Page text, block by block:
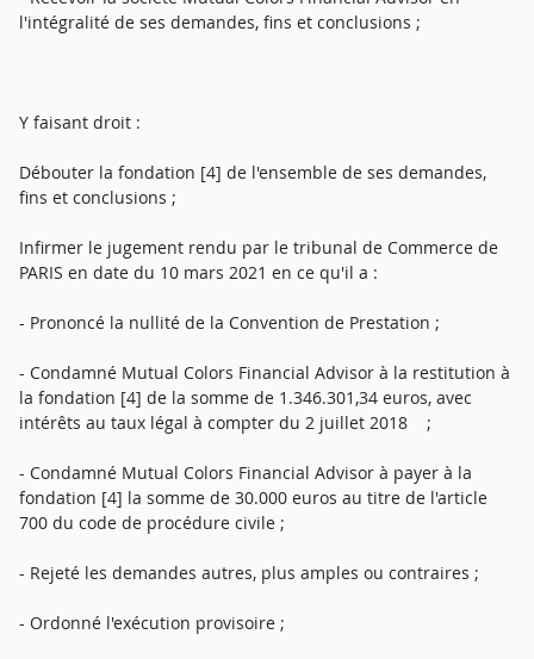
l'intégralité de ses demandes, fins et conclusions ;
Y faisant droit :
Débouter la fondation [4] de l'ensemble de ses demandes,
fins et conclusions ;
Infirmer le jugement rendu par le tribunal de Commerce de
PARIS en date du 10 mars 2021 en ce qu'il a :
- Prononcé la nullité de la Convention de Prestation ;
- Condamné Mutual Colors Financial Advisor à la restitution à
la fondation [4] de la somme de 1.346.301,34 euros, avec
intérêts au taux légal à compter du 2 juillet 2018 ;
- Condamné Mutual Colors Financial Advisor à payer à la
fondation [4] la somme de 30.000 euros au titre de l'article
700 du code de procédure civile ;
- Rejeté les demandes autres, plus amples ou contraires ;
- Ordonné l'exécution provisoire ;